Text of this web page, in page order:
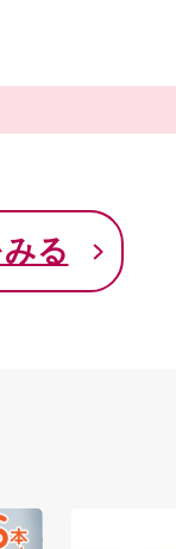
る